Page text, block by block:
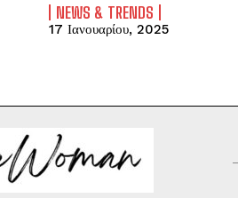
NEWS & TRENDS
17 Ιανουαρίου, 2025